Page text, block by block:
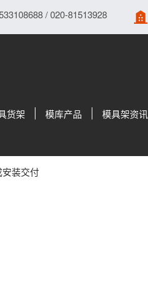
/ 020-81513928
货架 模库产品 模具架资讯
装交付